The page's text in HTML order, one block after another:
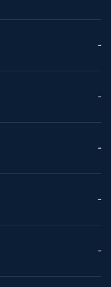
--
--
--
--
--